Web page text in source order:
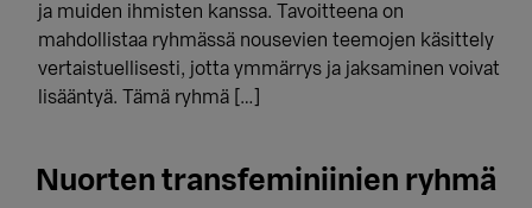
ja muiden ihmisten kanssa. Tavoitteena on
mahdollistaa ryhmässä nousevien teemojen käsittely
vertaistuellisesti, jotta ymmärrys ja jaksaminen voivat
lisääntyä. Tämä ryhmä […]
Nuorten transfeminiinien ryhmä